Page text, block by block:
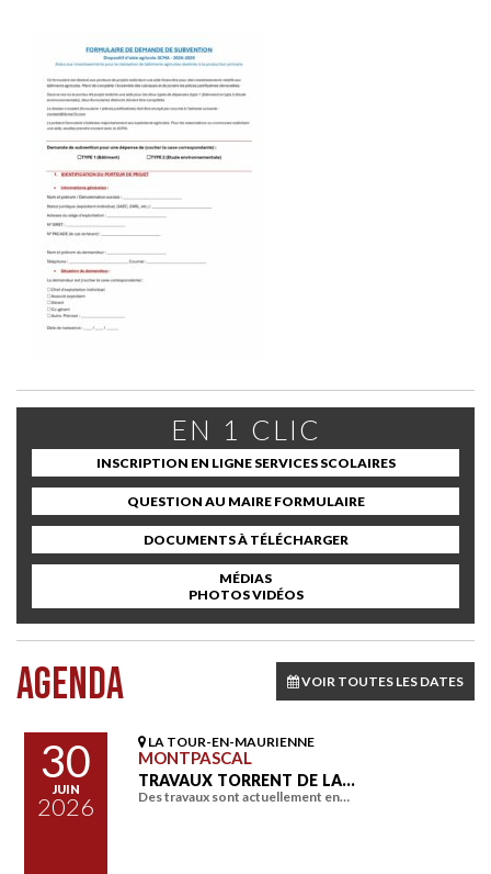
EN 1 CLIC
INSCRIPTION EN LIGNE SERVICES SCOLAIRES
QUESTION AU MAIRE FORMULAIRE
DOCUMENTS À TÉLÉCHARGER
MÉDIAS
PHOTOS VIDÉOS
AGENDA VOIR TOUTES LES DATES
30
JUIN
2026
LA TOUR-EN-MAURIENNE
MONTPASCAL
TRAVAUX TORRENT DE LA…
Des travaux sont actuellement en…